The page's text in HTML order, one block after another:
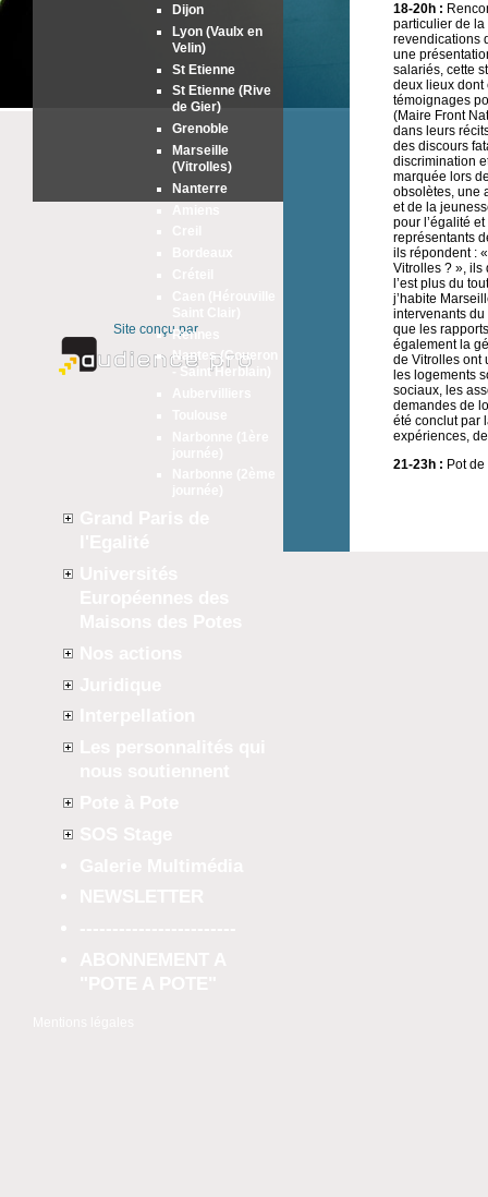
Dijon
Lyon (Vaulx en
Velin)
St Etienne
St Etienne (Rive
de Gier)
Grenoble
Marseille
(Vitrolles)
Nanterre
Rennes
Nantes (Coueron
- Saint Herblain)
18-20h :
particulier de
revendications
une
salariés, cette
deux lieux dont
témoignages
(Maire Front
dans leurs
des discours
discrimination
marquée lors
obsolètes, une
et de la
pour l’égalité
représentants
ils répondent :
Vitrolles ? », ils
l’est plus du
j’habite
intervenants
que les
également la
de Vitrolles ont
les logements
sociaux, les
demandes de
été conclut par
expériences,
21-23h : Pot
Site conçu par